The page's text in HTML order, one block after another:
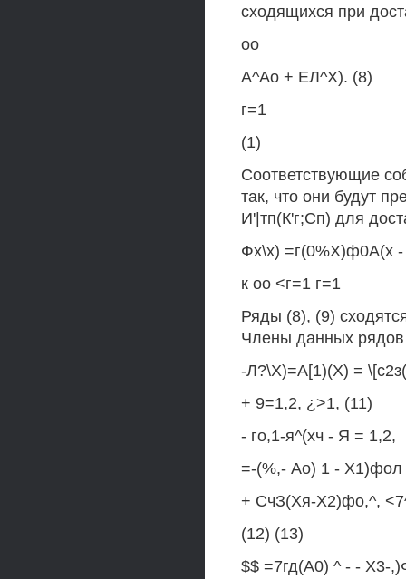
сходящихся при
оо
А^Ао + ЕЛ^Х). (8)
г=1
(1)
Соответствующие
так, что они будут
И'|тп(К'г;Сп) для
Фх\х) =г(0%Х)ф0А(х
к оо <г=1 г=1
Ряды (8), (9)
Члены данных
-Л?\Х)=А[1)(Х) =
+ 9=1,2, ¿>1, (11)
- го,1-я^(хч - Я = 1,2,
=-(%,- Ао) 1 - Х1)фол
+ СчЗ(Хя-Х2)фо,^,
(12) (13)
$$ =7гд(А0) ^ - - Х3-